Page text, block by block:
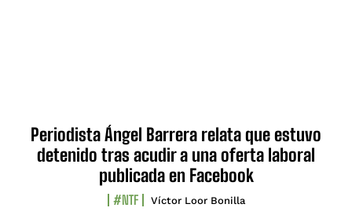
Periodista Ángel Barrera relata que estuvo
detenido tras acudir a una oferta laboral
publicada en Facebook
#NTF Víctor Loor Bonilla